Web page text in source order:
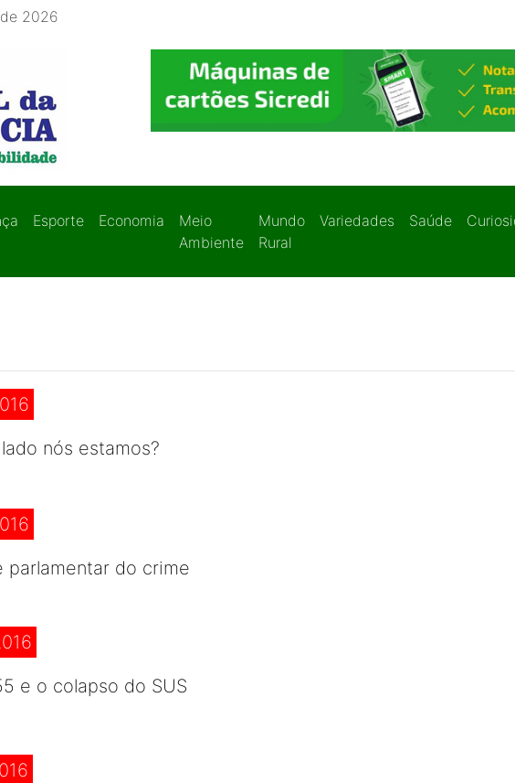
2026
Esporte Economia
Meio
Ambiente
Mundo
Rural
Variedades Saúde
nós estamos?
parlamentar do crime
e o colapso do SUS